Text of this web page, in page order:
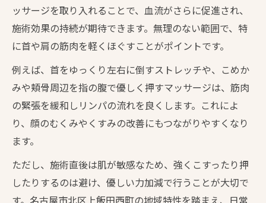
ッサージを取り入れることで、血流がさらに促進され、
施術効果の持続が期待できます。無理のない範囲で、特
に首や肩の筋肉を軽くほぐすことがポイントです。
例えば、首をゆっくり左右に倒すストレッチや、こめか
みや頬骨周辺を指の腹で優しく押すマッサージは、筋肉
の緊張を緩和しリンパの流れを良くします。これによ
り、顔のむくみやくすみの改善にもつながりやすくなり
ます。
ただし、施術直後は肌が敏感なため、強くこすったり押
したりするのは避け、優しい力加減で行うことが大切で
す。名古屋市北区上飯田西町の地域特性を踏まえ、日常